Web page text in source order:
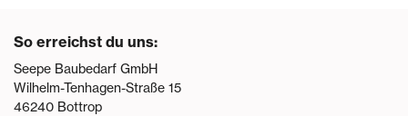
So erreichst du uns:
Seepe Baubedarf GmbH
Wilhelm-Tenhagen-Straße 15
46240 Bottrop